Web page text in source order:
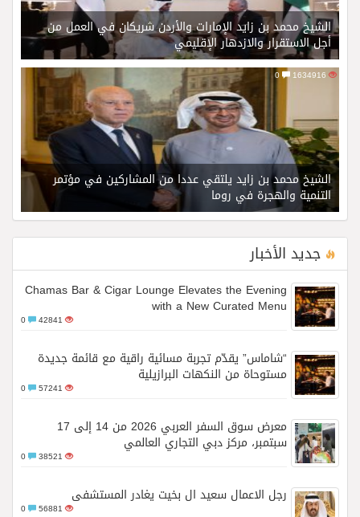
الشيخ محمد بن زايد الإمارات والأردن شريكان في العمل من
أجل الاستقرار والازدهار الإقليمي
الشيخ محمد بن زايد يلتقي عددا من المشاركين في مؤتمر
التنمية والهجرة في روما
جديد الأخبار
Chamas Bar & Cigar Lounge Elevates the Evening
with a New Curated Menu
42841
“شاماس” يقدّم تجربة مسائية راقية مع قائمة جديدة
مستوحاة من النكهات البرازيلية
57241
معرض سوق السفر العربي 2026 من 14 إلى 17
سبتمبر، مركز دبي التجاري العالمي
38521
رجل الاعمال سعيد ال بخيت يغادر المستشفى
56881